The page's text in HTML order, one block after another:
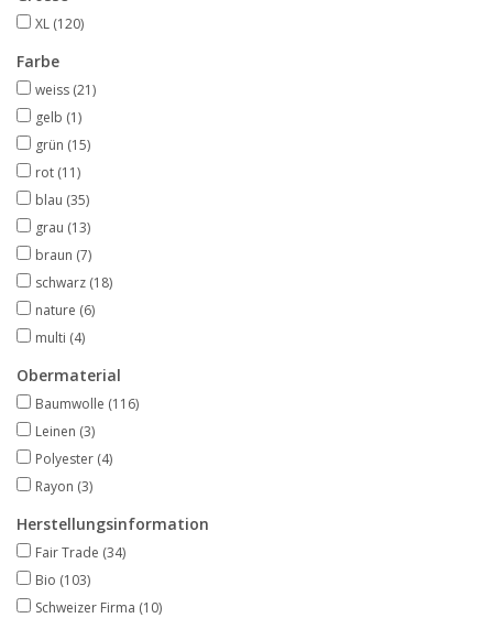
XL (120)
Farbe
weiss (21)
gelb (1)
grün (15)
rot (11)
blau (35)
grau (13)
braun (7)
schwarz (18)
nature (6)
multi (4)
Obermaterial
Baumwolle (116)
Leinen (3)
Polyester (4)
Rayon (3)
Herstellungsinformation
Fair Trade (34)
Bio (103)
Schweizer Firma (10)